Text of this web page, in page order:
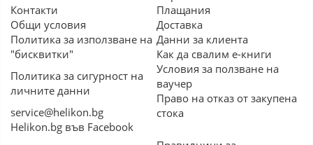
Контакти
Общи условия
Политика за използване на
"бисквитки"
Политика за сигурност на
личните данни
service@helikon.bg
Helikon.bg във Facebook
Плащания
Доставка
Данни за клиента
Как да свалим е-книги
Условия за ползване на
ваучер
Право на отказ от закупена
стока